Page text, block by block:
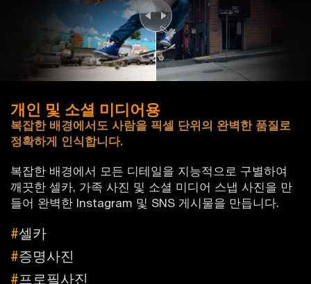
개인 및 소셜 미디어용
복잡한 배경에서도 사람을 픽셀 단위의 완벽한 품질로
정확하게 인식합니다.
복잡한 배경에서 모든 디테일을 지능적으로 구별하여
깨끗한 셀카, 가족 사진 및 소셜 미디어 스냅 사진을 만
들어 완벽한 Instagram 및 SNS 게시물을 만듭니다.
#셀카
#증명사진
#프로필사진